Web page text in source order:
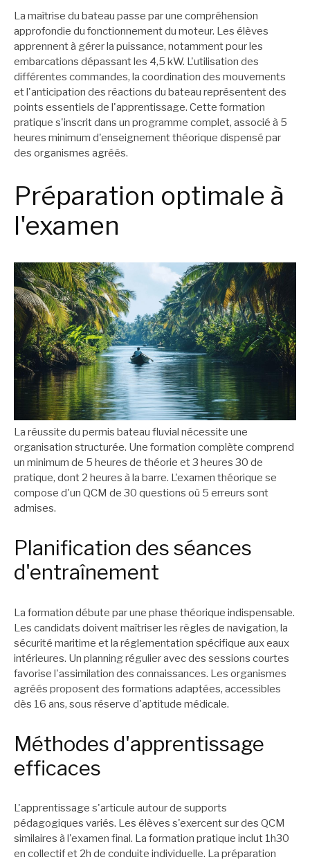
La maîtrise du bateau passe par une compréhension
approfondie du fonctionnement du moteur. Les élèves
apprennent à gérer la puissance, notamment pour les
embarcations dépassant les 4,5 kW. L'utilisation des
différentes commandes, la coordination des mouvements
et l'anticipation des réactions du bateau représentent des
points essentiels de l'apprentissage. Cette formation
pratique s'inscrit dans un programme complet, associé à 5
heures minimum d'enseignement théorique dispensé par
des organismes agréés.
Préparation optimale à
l'examen
La réussite du permis bateau fluvial nécessite une
organisation structurée. Une formation complète comprend
un minimum de 5 heures de théorie et 3 heures 30 de
pratique, dont 2 heures à la barre. L'examen théorique se
compose d'un QCM de 30 questions où 5 erreurs sont
admises.
Planification des séances
d'entraînement
La formation débute par une phase théorique indispensable.
Les candidats doivent maîtriser les règles de navigation, la
sécurité maritime et la réglementation spécifique aux eaux
intérieures. Un planning régulier avec des sessions courtes
favorise l'assimilation des connaissances. Les organismes
agréés proposent des formations adaptées, accessibles
dès 16 ans, sous réserve d'aptitude médicale.
Méthodes d'apprentissage
efficaces
L'apprentissage s'articule autour de supports
pédagogiques variés. Les élèves s'exercent sur des QCM
similaires à l'examen final. La formation pratique inclut 1h30
en collectif et 2h de conduite individuelle. La préparation